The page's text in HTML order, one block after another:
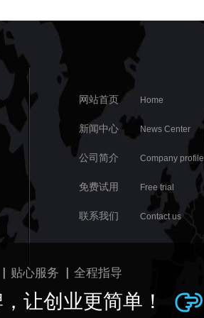
网站首页 Home
新闻中心 News Center
公司简介 Company profile
免费试用 Free trial
联系我们 Contact us
贴心服务 ▏全程指导
让创业更简单！